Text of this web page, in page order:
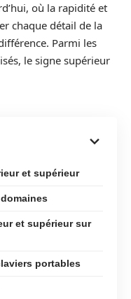
où la rapidité et
chaque détail de la
Parmi les
le signe supérieur
et supérieur
et supérieur sur
portables